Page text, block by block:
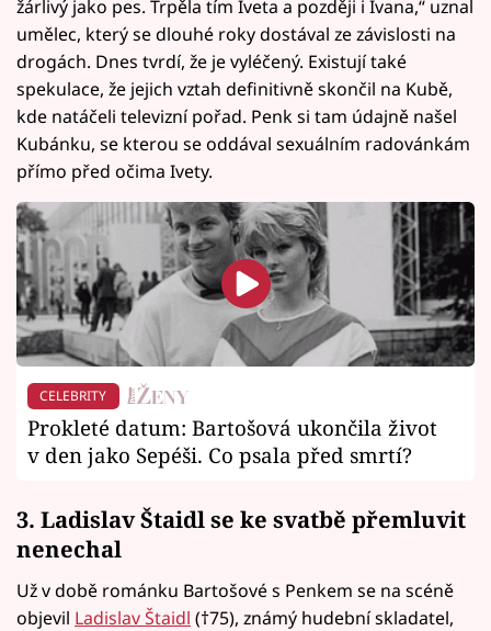
žárlivý jako pes. Trpěla tím Iveta a později i Ivana,“ uznal
umělec, který se dlouhé roky dostával ze závislosti na
drogách. Dnes tvrdí, že je vyléčený. Existují také
spekulace, že jejich vztah definitivně skončil na Kubě,
kde natáčeli televizní pořad. Penk si tam údajně našel
Kubánku, se kterou se oddával sexuálním radovánkám
přímo před očima Ivety.
CELEBRITY
Prokleté datum: Bartošová ukončila život
v den jako Sepéši. Co psala před smrtí?
3. Ladislav Štaidl se ke svatbě přemluvit
nenechal
Už v době románku Bartošové s Penkem se na scéně
objevil Ladislav Štaidl (†75), známý hudební skladatel,